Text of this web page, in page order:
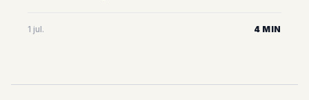
Razzmatazz el 4 de julio. Una oportunidad única para
1 jul. 4 MIN